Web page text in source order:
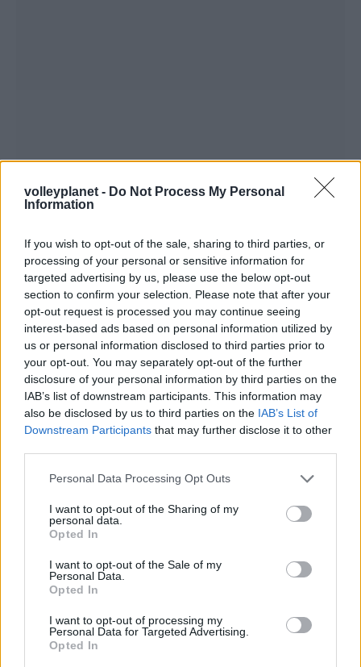
volleyplanet - Do Not Process My Personal
Information
If you wish to opt-out of the sale, sharing to third parties, or
processing of your personal or sensitive information for
targeted advertising by us, please use the below opt-out
section to confirm your selection. Please note that after your
opt-out request is processed you may continue seeing
interest-based ads based on personal information utilized by
us or personal information disclosed to third parties prior to
your opt-out. You may separately opt-out of the further
disclosure of your personal information by third parties on the
IAB’s list of downstream participants. This information may
also be disclosed by us to third parties on the IAB’s List of
Downstream Participants that may further disclose it to other
Please note that this website/app uses one or more Google
not limited to your visit or usage behaviour. You may click to
grant or deny consent to Google and its third-party tags to
use your data for below specified purposes in below Google
consent section.
Personal Data Processing Opt Outs
I want to opt-out of the Sharing of my
personal data.
Opted In
I want to opt-out of the Sale of my
Personal Data.
Opted In
I want to opt-out of processing my
Personal Data for Targeted Advertising.
Opted In